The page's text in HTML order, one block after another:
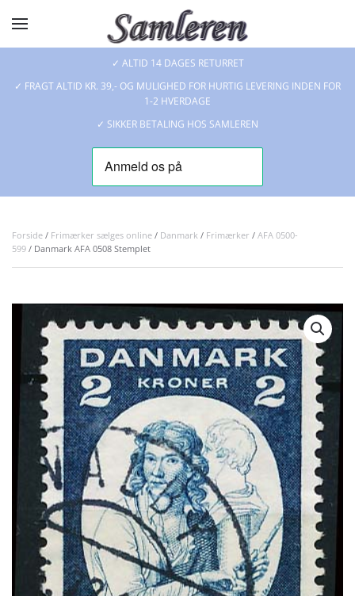
Skip to main content
✓ ALTID 14 DAGES RETURRET
✓ FRAGT ALTID KR. 39,- OG MULIGHED FOR HURTIG LEVERING INDEN FOR
1-2 HVERDAGE
✓ SIKKER BETALING HOS SAMLEREN
Forside / Frimærker sælges online / Danmark / Frimærker / AFA 0500-
599 / Danmark AFA 0508 Stemplet